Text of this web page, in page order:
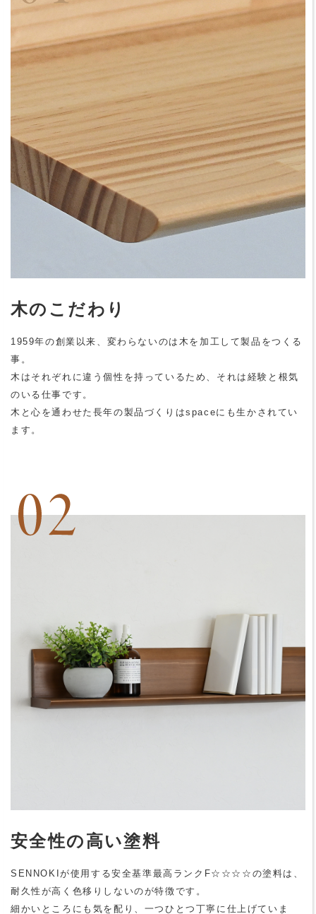
木のこだわり
1959年の創業以来、変わらないのは木を加工して製品をつくる
事。
木はそれぞれに違う個性を持っているため、それは経験と根気
のいる仕事です。
木と心を通わせた長年の製品づくりはspaceにも生かされてい
ます。
安全性の高い塗料
SENNOKIが使用する安全基準最高ランクF☆☆☆☆の塗料は、
耐久性が高く色移りしないのが特徴です。
細かいところにも気を配り、一つひとつ丁寧に仕上げていま